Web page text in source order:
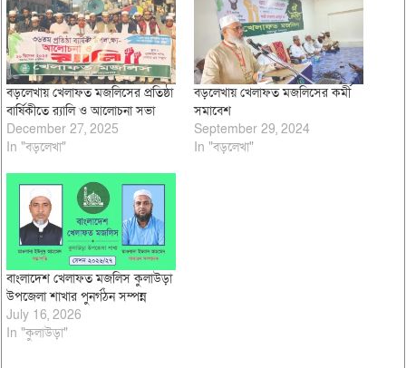
বড়লেখায় খেলাফত মজলিসের প্রতিষ্ঠা
বার্ষিকীতে র‌্যালি ও আলোচনা সভা
December 27, 2025
In "বড়লেখা"
বড়লেখায় খেলাফত মজলিসের কর্মী
সমাবেশ
September 29, 2024
In "বড়লেখা"
বাংলাদেশ খেলাফত মজলিস কুলাউড়া
উপজেলা শাখার পুনর্গঠন সম্পন্ন
July 16, 2026
In "কুলাউড়া"